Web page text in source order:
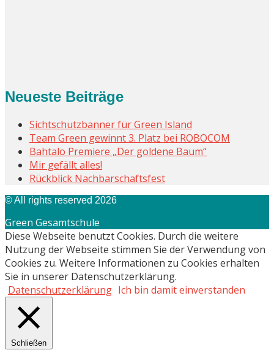
Neueste Beiträge
Sichtschutzbanner für Green Island
Team Green gewinnt 3. Platz bei ROBOCOM
Bahtalo Premiere „Der goldene Baum“
Mir gefällt alles!
Rückblick Nachbarschaftsfest
© All rights reserved 2026
Green Gesamtschule
Diese Webseite benutzt Cookies. Durch die weitere
Nutzung der Webseite stimmen Sie der Verwendung von
Cookies zu. Weitere Informationen zu Cookies erhalten
Sie in unserer Datenschutzerklärung.
Datenschutzerklärung Ich bin damit einverstanden
Schließen